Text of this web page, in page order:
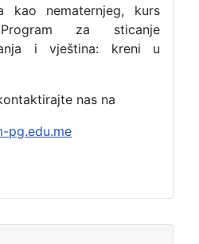
kao nematernjeg, kurs
za sticanje
i vještina: kreni u
nas na
pg.edu.me